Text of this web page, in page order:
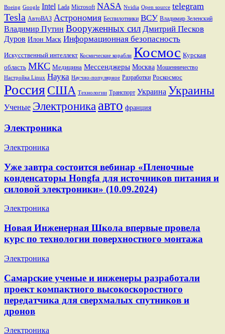
Boeing Google Intel Lada Microsoft NASA Nvidia Open source telegram
Tesla АвтоВАЗ Астрономия Беспилотники ВСУ Владимир Зеленский
Владимир Путин Вооруженных сил Дмитрий Песков
Дуров Илон Маск Информационная безопасность
Искусственный интеллект Космические корабли Космос Курская
область МКС Медицина Мессенджеры Москва Мошенничество
Настройка Linux Наука Научно-популярное Разработки Роскосмос
РоссияСША Технологии Транспорт Украина Украины
Ученые Электроника авто франция
Электроника
Электроника
Уже завтра состоится вебинар «Пленочные
конденсаторы Hongfa для источников питания и
силовой электроники» (10.09.2024)
Электроника
Новая Инженерная Школа впервые провела
курс по технологии поверхностного монтажа
Электроника
Самарские ученые и инженеры разработали
проект компактного высокоскоростного
передатчика для сверхмалых спутников и
дронов
Электроника